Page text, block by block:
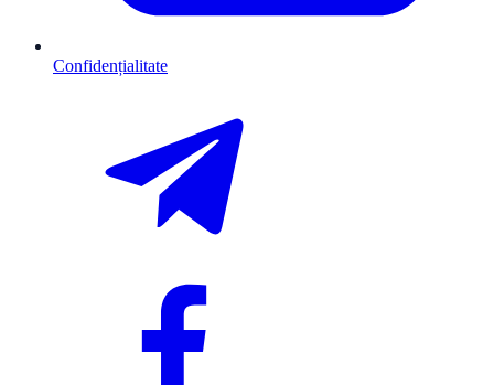
Confidențialitate